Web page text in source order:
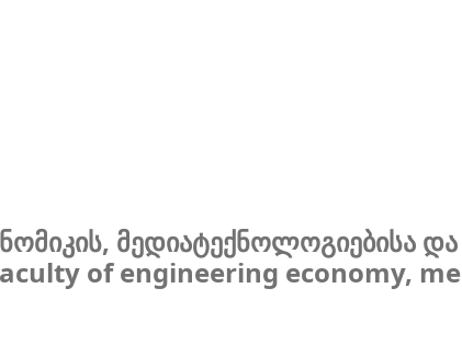
მედიატექნოლოგიებისა
of engineering economy,